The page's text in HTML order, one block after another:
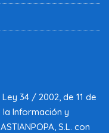
34 / 2002, de 11 de
Información y
S.L. con